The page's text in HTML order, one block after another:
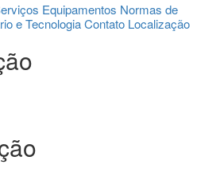
Equipamentos Normas de
e TecnologiaContato Localização